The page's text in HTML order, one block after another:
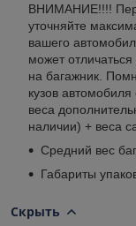
ВНИМАНИЕ!!!!
уточняйте
вашего
может
на багажник.
кузов
веса
наличии) + веса
Средний вес
Габариты
Скрыть